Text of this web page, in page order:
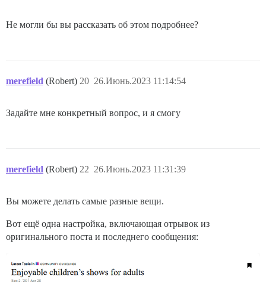
Не могли бы вы рассказать об этом подробнее?
merefield (Robert) 26.Июнь.2023 11:14:54
20
Задайте мне конкретный вопрос, и я смогу
merefield (Robert) 26.Июнь.2023 11:31:39
22
Вы можете делать самые разные вещи.
Вот ещё одна настройка, включающая отрывок из
оригинального поста и последнего сообщения: